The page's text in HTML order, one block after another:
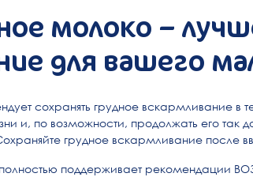
молоко –
для вашего
сохранять грудное вскармливание в
и, по возможности, продолжать его так
грудное вскармливание после
полностью поддерживает рекомендации